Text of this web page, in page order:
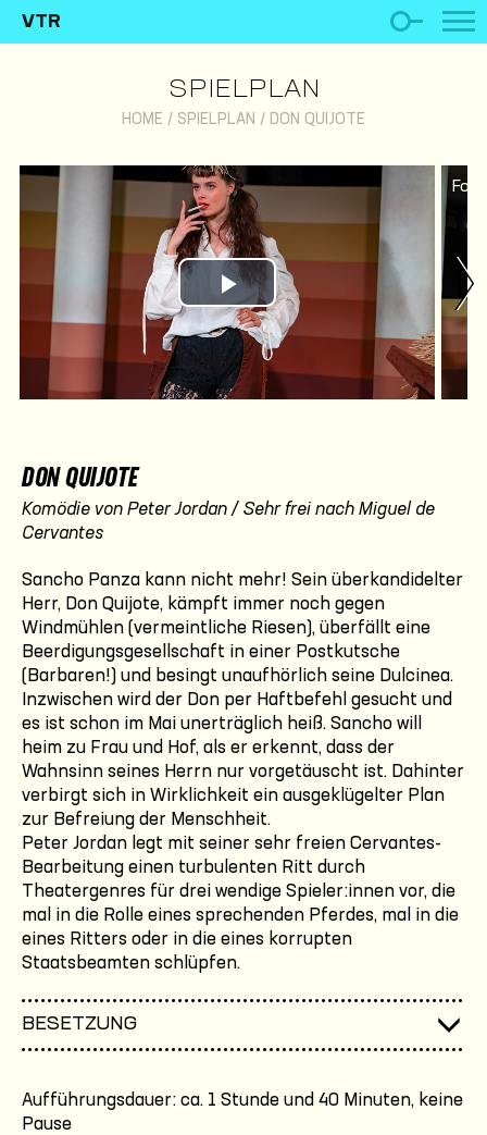
VTR
SPIELPLAN
HOME / SPIELPLAN / DON QUIJOTE
Play Video
DON QUIJOTE
Komödie von Peter Jordan / Sehr frei nach Miguel de
Cervantes
Sancho Panza kann nicht mehr! Sein überkandidelter
Herr, Don Quijote, kämpft immer noch gegen
Windmühlen (vermeintliche Riesen), überfällt eine
Beerdigungsgesellschaft in einer Postkutsche
(Barbaren!) und besingt unaufhörlich seine Dulcinea.
Inzwischen wird der Don per Haftbefehl gesucht und
es ist schon im Mai unerträglich heiß. Sancho will
heim zu Frau und Hof, als er erkennt, dass der
Wahnsinn seines Herrn nur vorgetäuscht ist. Dahinter
verbirgt sich in Wirklichkeit ein ausgeklügelter Plan
zur Befreiung der Menschheit.
Peter Jordan legt mit seiner sehr freien Cervantes-
Bearbeitung einen turbulenten Ritt durch
Theatergenres für drei wendige Spieler:innen vor, die
mal in die Rolle eines sprechenden Pferdes, mal in die
eines Ritters oder in die eines korrupten
Staatsbeamten schlüpfen.
BESETZUNG
Aufführungsdauer: ca. 1 Stunde und 40 Minuten, keine
Pause